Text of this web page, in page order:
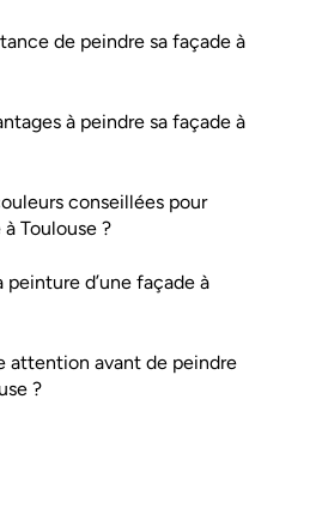
de peindre sa façade à
à peindre sa façade à
conseillées pour
Toulouse ?
d’une façade à
attention avant de peindre
?